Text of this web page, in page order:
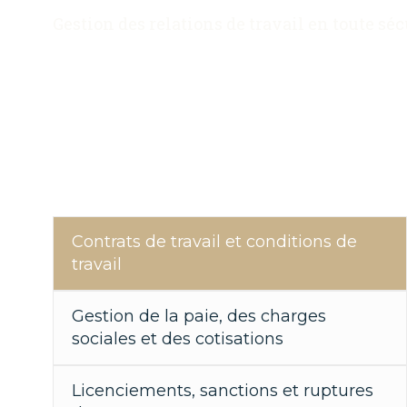
Contrats de travail et conditions de
travail
Gestion de la paie, des charges
sociales et des cotisations
Licenciements, sanctions et ruptures